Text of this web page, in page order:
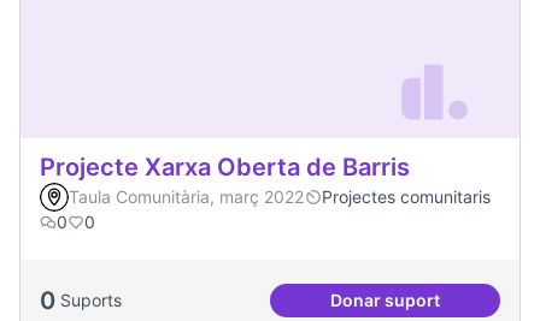
Projecte Xarxa Oberta de Barris
Taula Comunitària, març 2022
Projectes comunitaris
0
0
0 Suports Donar suportProjecte Xarxa